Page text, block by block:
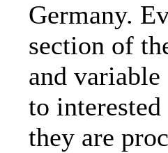
Germany.
section of
and
to interested
they are